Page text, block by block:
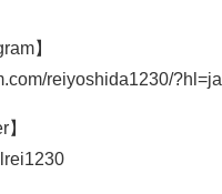
】
reiyoshida1230/?hl=ja